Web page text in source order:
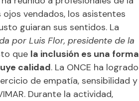
vendados, los asistentes
guiaran sus sentidos. La
por Luis Flor, presidente de la
que la inclusión es una forma
calidad. La ONCE ha logrado
de empatía, sensibilidad y
Durante la actividad,